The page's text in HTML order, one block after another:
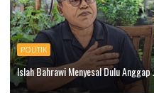
POLITIK
Islah Bahrawi Menyesal Dulu